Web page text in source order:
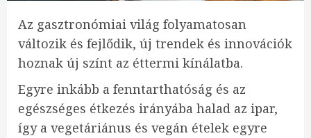
Az gasztronómiai világ folyamatosan
változik és fejlődik, új trendek és innovációk
hoznak új színt az éttermi kínálatba.
Egyre inkább a fenntarthatóság és az
egészséges étkezés irányába halad az ipar,
így a vegetáriánus és vegán ételek egyre